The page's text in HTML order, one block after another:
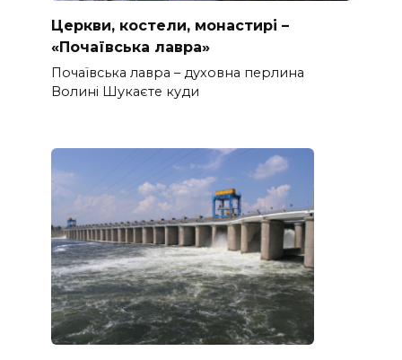
Церкви, костели, монастирі –
«Почаївська лавра»
Почаївська лавра – духовна перлина
Волині Шукаєте куди